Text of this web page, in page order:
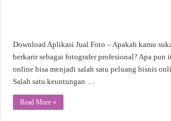
Download Aplikasi Jual Foto – Apakah kamu
berkarir sebagai fotografer profesional? Apa pun
online bisa menjadi salah satu peluang bisnis
Salah satu keuntungan …
Read More »